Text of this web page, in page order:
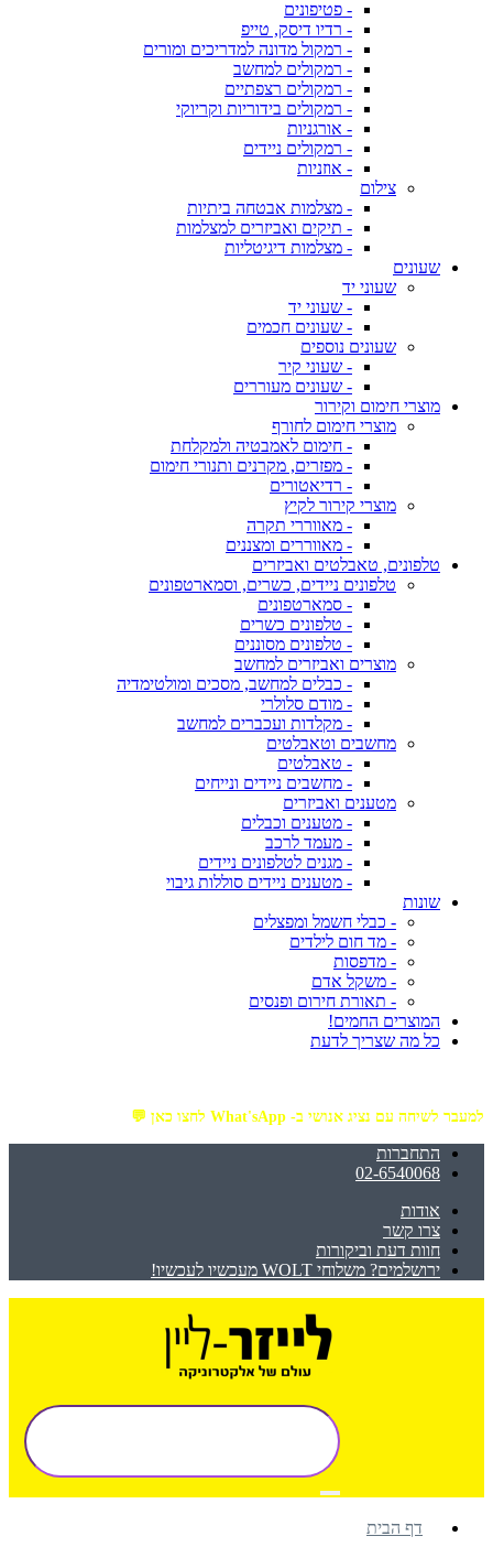
- פטיפונים
- רדיו דיסק, טייפ
- רמקול מדונה למדריכים ומורים
- רמקולים למחשב
- רמקולים רצפתיים
- רמקולים בידוריות וקריוקי
- אורגניות
- רמקולים ניידים
- אוזניות
צילום
- מצלמות אבטחה ביתיות
- תיקים ואביזרים למצלמות
- מצלמות דיגיטליות
שעונים
שעוני יד
- שעוני יד
- שעונים חכמים
שעונים נוספים
- שעוני קיר
- שעונים מעוררים
מוצרי חימום וקירור
מוצרי חימום לחורף
- חימום לאמבטיה ולמקלחת
- מפזרים, מקרנים ותנורי חימום
- רדיאטורים
מוצרי קירור לקיץ
- מאווררי תקרה
- מאווררים ומצננים
טלפונים, טאבלטים ואביזרים
טלפונים ניידים, כשרים, וסמארטפונים
- סמארטפונים
- טלפונים כשרים
- טלפונים מסוננים
מוצרים ואביזרים למחשב
- כבלים למחשב, מסכים ומולטימדיה
- מודם סלולרי
- מקלדות ועכברים למחשב
מחשבים וטאבלטים
- טאבלטים
- מחשבים ניידים ונייחים
מטענים ואביזרים
- מטענים וכבלים
- מעמד לרכב
- מגנים לטלפונים ניידים
- מטענים ניידים סוללות גיבוי
שונות
- כבלי חשמל ומפצלים
- מד חום לילדים
- מדפסות
- משקל אדם
- תאורת חירום ופנסים
המוצרים החמים!
כל מה שצריך לדעת
למעבר לשיחה עם נציג אנושי ב- What'sApp לחצו כאן 💬
התחברות
02-6540068
אודות
צרו קשר
חוות דעת וביקורות
ירושלמים? משלוחי WOLT מעכשיו לעכשיו!
דף הבית